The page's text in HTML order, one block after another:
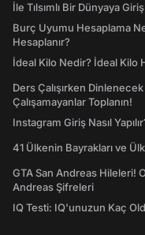
İle Tılsımlı Bir Dünyaya Giriş
Burç Uyumu Hesaplama
Hesaplanır?
İdeal Kilo Nedir? İdeal Kilo
Ders Çalışırken
Çalışamayanlar Toplanın!
Instagram Giriş Nasıl
41 Ülkenin Bayrakları ve
GTA San Andreas Hileleri!
Andreas Şifreleri
IQ Testi: IQ'unuzun Kaç